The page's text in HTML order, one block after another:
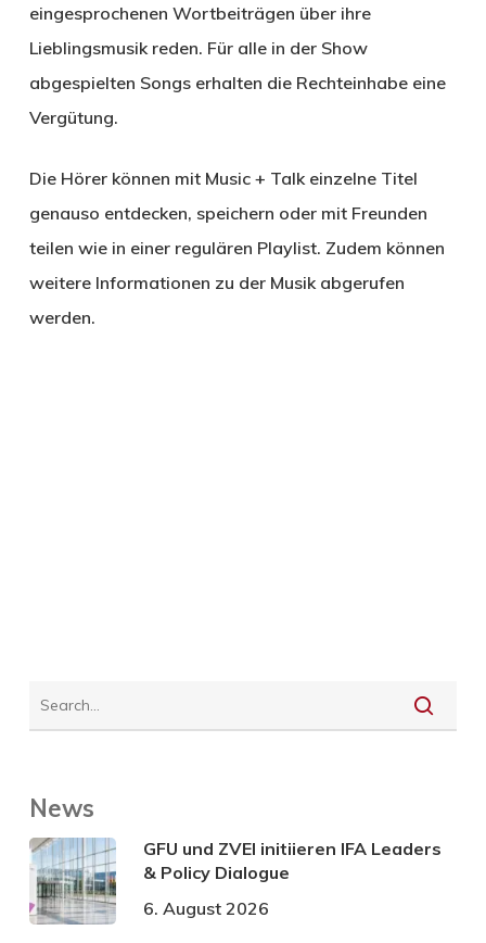
eingesprochenen Wortbeiträgen über ihre
Lieblingsmusik reden. Für alle in der Show
abgespielten Songs erhalten die Rechteinhabe eine
Vergütung.
Die Hörer können mit Music + Talk einzelne Titel
genauso entdecken, speichern oder mit Freunden
teilen wie in einer regulären Playlist. Zudem können
weitere Informationen zu der Musik abgerufen
werden.
News
GFU und ZVEI initiieren IFA Leaders
& Policy Dialogue
6. August 2026